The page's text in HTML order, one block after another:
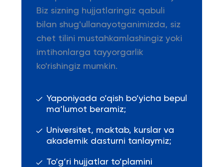
Biz sizning hujjatlaringiz qabuli
bilan shug'ullanayotganimizda, siz
chet tilini mustahkamlashingiz yoki
imtihonlarga tayyorgarlik
ko'rishingiz mumkin.
Yaponiyada o’qish bo’yicha bepul
ma’lumot beramiz;
Universitet, maktab, kurslar va
akademik dasturni tanlaymiz;
To’g’ri hujjatlar to’plamini